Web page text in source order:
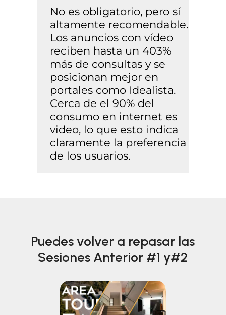
No es obligatorio, pero sí
altamente recomendable.
Los anuncios con vídeo
reciben hasta un 403%
más de consultas y se
posicionan mejor en
portales como Idealista.
Cerca de el 90% del
consumo en internet es
video, lo que esto indica
claramente la preferencia
de los usuarios.
Puedes volver a repasar las
Sesiones Anterior #1 y#2